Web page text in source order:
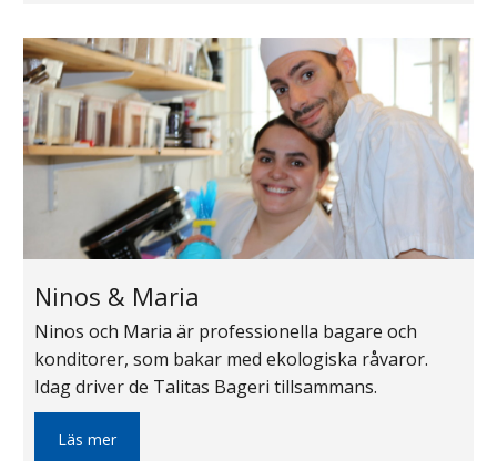
Ninos & Maria
Ninos och Maria är professionella bagare och
konditorer, som bakar med ekologiska råvaror.
Idag driver de Talitas Bageri tillsammans.
Läs mer